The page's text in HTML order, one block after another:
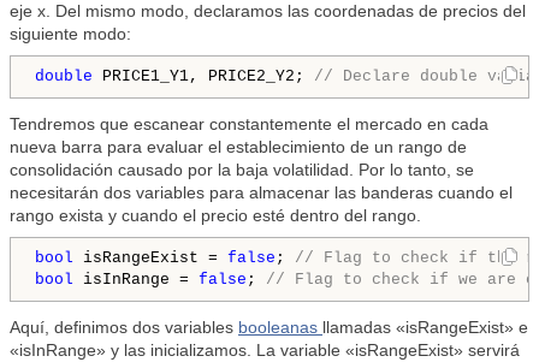
eje x. Del mismo modo, declaramos las coordenadas de precios del
siguiente modo:
double PRICE1_Y1, PRICE2_Y2; // Declare double
Tendremos que escanear constantemente el mercado en cada
nueva barra para evaluar el establecimiento de un rango de
consolidación causado por la baja volatilidad. Por lo tanto, se
necesitarán dos variables para almacenar las banderas cuando el
rango exista y cuando el precio esté dentro del rango.
bool isRangeExist = false ; // Flag to check if the
bool isInRange = false ; // Flag to check if we are
Aquí, definimos dos variables booleanas llamadas «isRangeExist» e
«isInRange» y las inicializamos. La variable «isRangeExist» servirá